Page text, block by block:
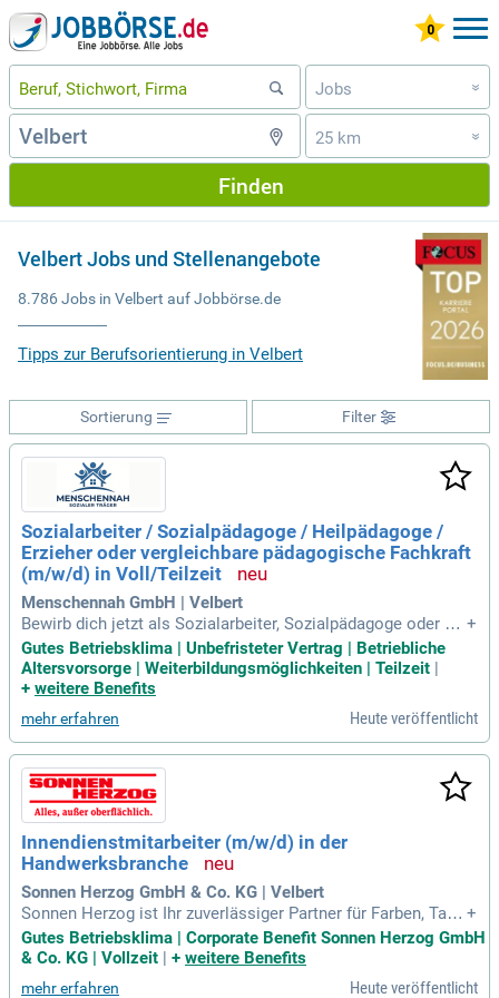
Jobs »
25 km »
Finden
Velbert Jobs und Stellenangebote
8.786 Jobs in Velbert auf Jobbörse.de
Tipps zur Berufsorientierung in Velbert
Filter
Sortierung
Sozialarbeiter / Sozialpädagoge / Heilpädagoge /
Erzieher oder vergleichbare pädagogische Fachkraft
(m/w/d) in Voll/Teilzeit
Menschennah GmbH | Velbert
Bewirb dich jetzt als Sozialarbeiter, Sozialpädagoge oder Er
zieher (m/w/d) bei der Menschennah GmbH. In unseren inte
nsivpädagogischen Einzel- und Zweiersettings hilfst du Kind
ern und Jugendlichen, ihre Entwicklung nachhaltig zu förder
d wertschätzendes Umfeld schafft. Zu deinen Aufgaben geh
ören die individuelle Betreuung, Planung und Evaluation päd
agogischer Maßnahmen. Zudem förderst du soziale Kompet
enzen und sorgst für eine verlässliche Tagesstruktur. Werde
Teil unserer wertvollen Arbeit und unterstütze unsere jungen
Klienten in ihrer Selbstständigkeit.
+
Gutes Betriebsklima | Unbefristeter Vertrag | Betriebliche
Altersvorsorge | Weiterbildungsmöglichkeiten | Teilzeit |
+ weitere Benefits
mehr erfahren Heute veröffentlicht
Innendienstmitarbeiter (m/w/d) in der
Handwerksbranche
Sonnen Herzog GmbH & Co. KG | Velbert
Sonnen Herzog ist Ihr zuverlässiger Partner für Farben, Tape
ten, Bodenbeläge und Werkzeug in Nordrhein-Westfalen. Als
inhabergeführtes Unternehmen in der fünften Generation leg
+
Gutes Betriebsklima | Corporate Benefit Sonnen Herzog GmbH
& Co. KG | Vollzeit
+ weitere Benefits
mehr erfahren Heute veröffentlicht